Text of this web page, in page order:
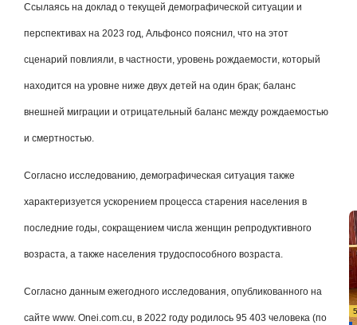
Ссылаясь на доклад о текущей демографической ситуации и
перспективах на 2023 год, Альфонсо пояснил, что на этот
сценарий повлияли, в частности, уровень рождаемости, который
находится на уровне ниже двух детей на один брак; баланс
внешней миграции и отрицательный баланс между рождаемостью
и смертностью.
Согласно исследованию, демографическая ситуация также
характеризуется ускорением процесса старения населения в
последние годы, сокращением числа женщин репродуктивного
возраста, а также населения трудоспособного возраста.
Согласно данным ежегодного исследования, опубликованного на
сайте www. Onei.com.cu, в 2022 году родилось 95 403 человека (по